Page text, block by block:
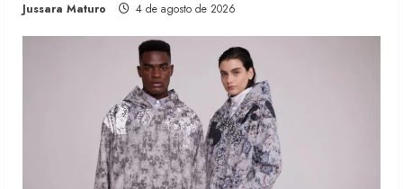
Jussara Maturo 4 de agosto de 2026